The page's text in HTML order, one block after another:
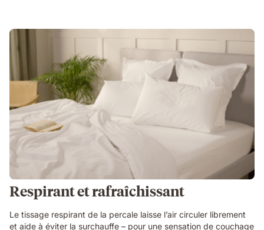
Respirant et rafraîchissant
Le tissage respirant de la percale laisse l’air circuler librement
et aide à éviter la surchauffe – pour une sensation de couchage